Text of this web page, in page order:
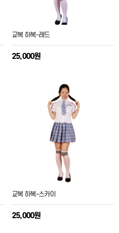
교복 하복-레드
25,000원
교복 하복-스카이
25,000원